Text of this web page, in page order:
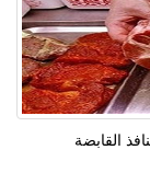
القابضة